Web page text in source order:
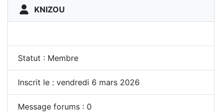
KNIZOU
Statut : Membre
Inscrit le : vendredi 6 mars 2026
Message forums : 0